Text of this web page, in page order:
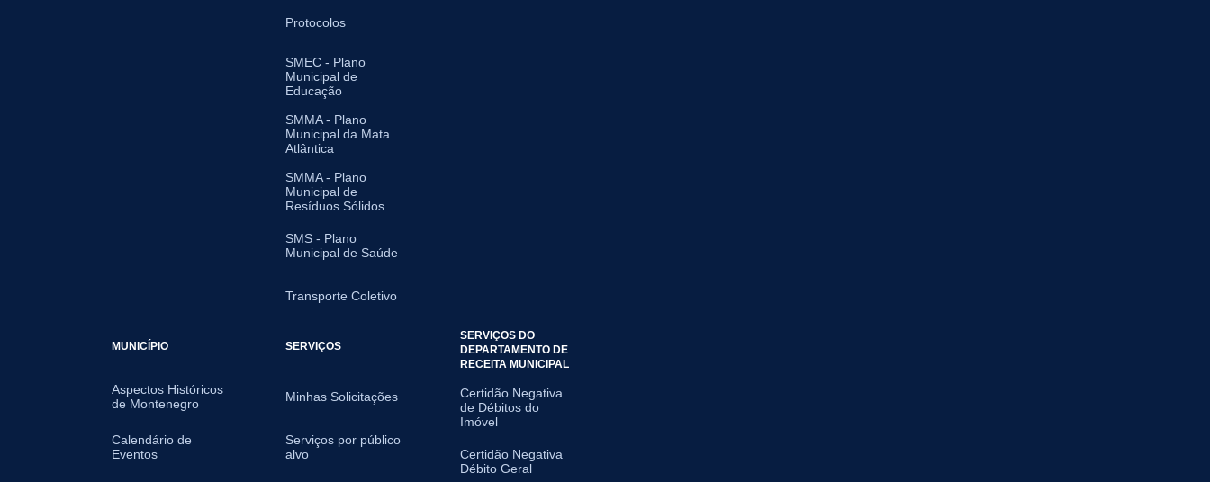
Protocolos
SMEC - Plano
Municipal de
Educação
SMMA - Plano
Municipal da Mata
Atlântica
SMMA - Plano
Municipal de
Resíduos Sólidos
SMS - Plano
Municipal de Saúde
Transporte Coletivo
MUNICÍPIO
Aspectos Históricos
de Montenegro
Calendário de
Eventos
SERVIÇOS
Minhas Solicitações
Serviços por público
alvo
SERVIÇOS DO
DEPARTAMENTO DE
RECEITA MUNICIPAL
Certidão Negativa
de Débitos do
Imóvel
Certidão Negativa
Débito Geral